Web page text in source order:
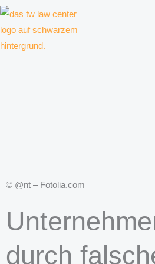
Zum
© @nt – Fotolia.com
durch